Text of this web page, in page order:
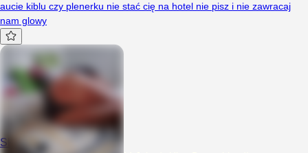
aucie kiblu czy plenerku nie stać cię na hotel nie pisz i nie zawracaj
nam glowy
Skowronki